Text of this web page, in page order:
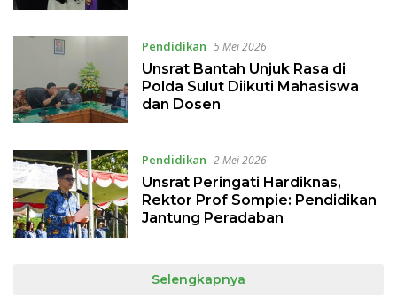
Pendidikan 5 Mei 2026
Unsrat Bantah Unjuk Rasa di
Polda Sulut Diikuti Mahasiswa
dan Dosen
Pendidikan 2 Mei 2026
Unsrat Peringati Hardiknas,
Rektor Prof Sompie: Pendidikan
Jantung Peradaban
Selengkapnya